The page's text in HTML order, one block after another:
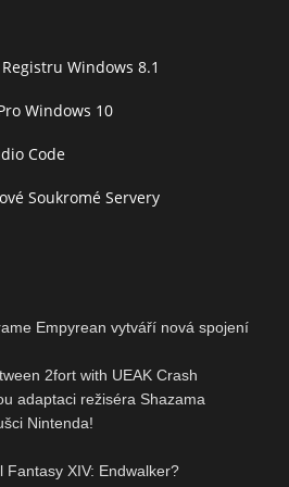
Windows 8.1
Windows 10
Code
Soukromé Servery
Empyrean vytváří nová spojení
2fort with UEAK Crash
adaptaci režiséra Shazama
Nintenda!
XIV: Endwalker?